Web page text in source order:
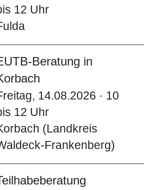
12 Uhr
Beratung in
14.08.2026 · 10
12 Uhr
(Landkreis
Frankenberg)